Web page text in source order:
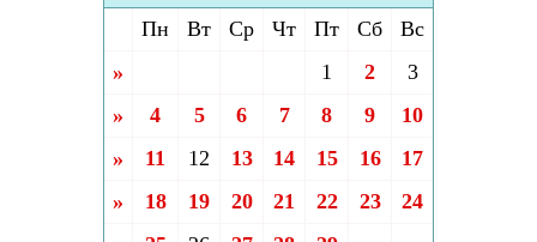
Пн Вт Ср Чт Пт Сб
Вс
»
1 2
3
»
4 5 6 7 8 9
10
»
11 12 13 14 15 16
17
»
18 19 20 21 22 23
24